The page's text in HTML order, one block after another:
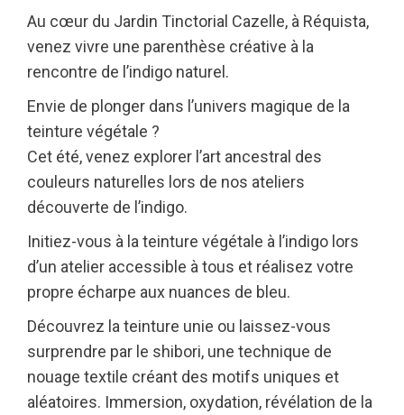
Au cœur du Jardin Tinctorial Cazelle, à Réquista,
venez vivre une parenthèse créative à la
rencontre de l’indigo naturel.
Envie de plonger dans l’univers magique de la
teinture végétale ?
Cet été, venez explorer l’art ancestral des
couleurs naturelles lors de nos ateliers
découverte de l’indigo.
Initiez-vous à la teinture végétale à l’indigo lors
d’un atelier accessible à tous et réalisez votre
propre écharpe aux nuances de bleu.
Découvrez la teinture unie ou laissez-vous
surprendre par le shibori, une technique de
nouage textile créant des motifs uniques et
aléatoires. Immersion, oxydation, révélation de la